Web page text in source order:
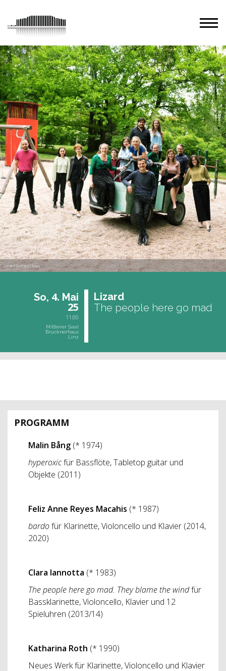
Lizard © Franzi Kreis
So, 4. Mai
25
11:00
Mittlerer Saal
Brucknerhaus
Linz
Li­zard
The people here go mad
PROGRAMM
Malin Bång (* 1974)
hyperoxicfür Bassflöte, Tabletop guitar und
Objekte (2011)
Feliz Anne Reyes Macahis (* 1987)
bardofür Klarinette, Violoncello und Klavier (2014,
2020)
Clara Iannotta (* 1983)
The people here go mad. They blame the windfür
Bassklarinette, Violoncello, Klavier und 12
Spieluhren (2013/14)
Katharina Roth (* 1990)
Neues Werk für Klarinette, Violoncello und Klavier